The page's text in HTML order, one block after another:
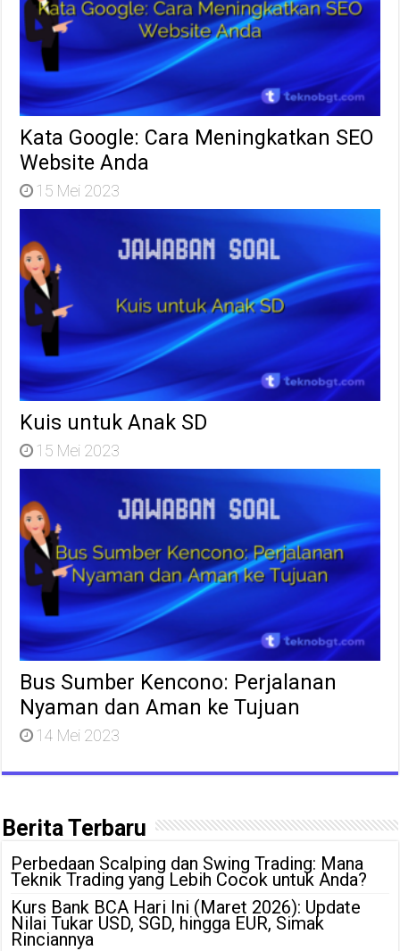
Kata Google: Cara Meningkatkan SEO
Website Anda
15 Mei 2023
Kuis untuk Anak SD
15 Mei 2023
Bus Sumber Kencono: Perjalanan
Nyaman dan Aman ke Tujuan
14 Mei 2023
Berita Terbaru
Perbedaan Scalping dan Swing Trading: Mana
Teknik Trading yang Lebih Cocok untuk Anda?
Kurs Bank BCA Hari Ini (Maret 2026): Update
Nilai Tukar USD, SGD, hingga EUR, Simak
Rinciannya